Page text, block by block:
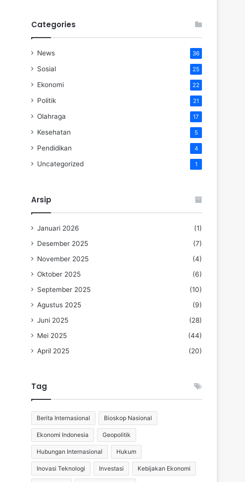
Categories
News 36
Sosial 25
Ekonomi 22
Politik 21
Olahraga 17
Kesehatan 5
Pendidikan 4
Uncategorized 1
Arsip
Januari 2026
(1)
Desember 2025
(7)
November 2025
(4)
Oktober 2025
(6)
September 2025
(10)
Agustus 2025
(9)
Juni 2025
(28)
Mei 2025
(44)
April 2025
(20)
Tag
Berita Internasional Bioskop Nasional
Ekonomi Indonesia Geopolitik
Hubungan Internasional Hukum
Inovasi Teknologi Investasi Kebijakan Ekonomi